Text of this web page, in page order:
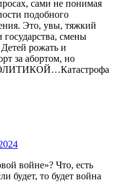
сами не понимая
подобного
Это, увы, тяжкий
смены
рожать и
за абортом, но
войне»? Что, есть
будет, то будет война